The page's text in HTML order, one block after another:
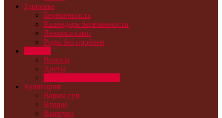
Здоровье
Беременность
Календарь беременности
Лечимся сами
Роды без проблем
Волосы
Диеты
Кулинария
Варим суп
Второе
Выпечка